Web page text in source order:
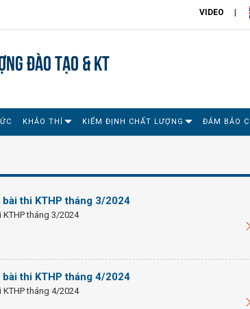
VIDEO
đào tạo & KT
KHẢO THÍ KIỂM ĐỊNH CHẤT LƯỢNG ĐẢM BẢO
thi KTHP tháng 3/2024
tháng 3/2024
thi KTHP tháng 4/2024
tháng 4/2024